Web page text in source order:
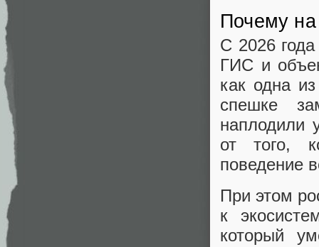
Почему на
С 2026
ГИС и
как одна
спешке
наплодили
от того,
поведение
При этом
к
который